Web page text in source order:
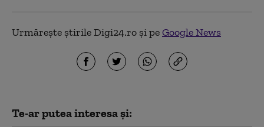
Urmărește știrile Digi24.ro și peGoogle News
Te-ar putea interesa și: